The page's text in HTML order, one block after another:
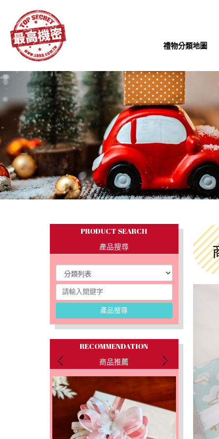
禮物分類地圖
PRODUCT SEARCH
產品搜尋
產品搜尋
RECOMMENDATION
商品推薦